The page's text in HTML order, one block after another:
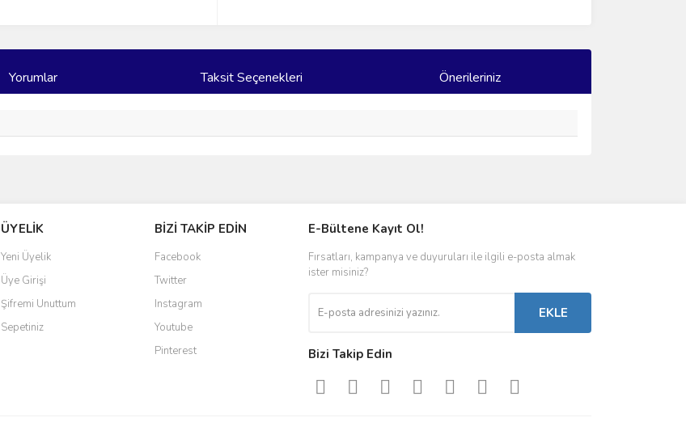
Yorumlar Taksit Seçenekleri Önerileriniz
ÜYELİK
Yeni Üyelik
Üye Girişi
Şifremi Unuttum
Sepetiniz
BİZİ TAKİP EDİN
Facebook
Twitter
Instagram
Youtube
Pinterest
E-Bültene Kayıt Ol!
Fırsatları, kampanya ve duyuruları ile ilgili e-posta almak
ister misiniz?
EKLE
Bizi Takip Edin